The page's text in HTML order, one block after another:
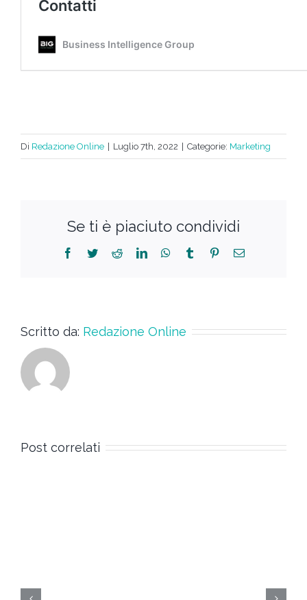
Di Redazione Online Luglio 7th, 2022 Categorie: Marketing
Se ti è piaciuto condividi
Scritto da: Redazione Online
Post correlati